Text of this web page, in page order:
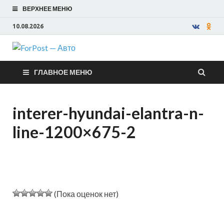
ВЕРХНЕЕ МЕНЮ
10.08.2026
ForPost —
Авто
ГЛАВНОЕ МЕНЮ
interer-hyundai-elantra-n-
line-1200×675-2
(Пока оценок нет)